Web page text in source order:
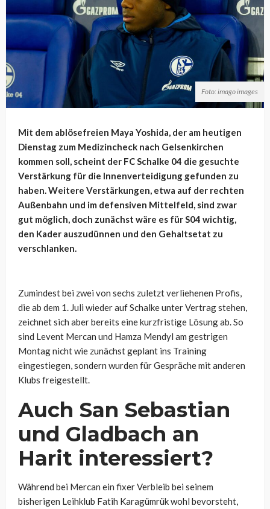
Foto: imago images
Mit dem ablösefreien Maya Yoshida, der am heutigen
Dienstag zum Medizincheck nach Gelsenkirchen
kommen soll, scheint der FC Schalke 04 die gesuchte
Verstärkung für die Innenverteidigung gefunden zu
haben. Weitere Verstärkungen, etwa auf der rechten
Außenbahn und im defensiven Mittelfeld, sind zwar
gut möglich, doch zunächst wäre es für S04 wichtig,
den Kader auszudünnen und den Gehaltsetat zu
verschlanken.
Zumindest bei zwei von sechs zuletzt verliehenen Profis,
die ab dem 1. Juli wieder auf Schalke unter Vertrag stehen,
zeichnet sich aber bereits eine kurzfristige Lösung ab. So
sind Levent Mercan und Hamza Mendyl am gestrigen
Montag nicht wie zunächst geplant ins Training
eingestiegen, sondern wurden für Gespräche mit anderen
Klubs freigestellt.
Auch San Sebastian
und Gladbach an
Harit interessiert?
Während bei Mercan ein fixer Verbleib bei seinem
bisherigen Leihklub Fatih Karagümrük wohl bevorsteht,